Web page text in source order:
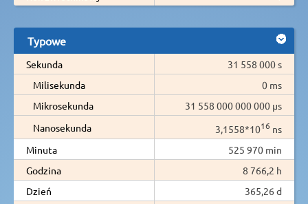
Typowe
Sekunda
31 558 000 s
Milisekunda
0 ms
Mikrosekunda
31 558 000 000 000 µs
Nanosekunda
3,1558*1016 ns
Minuta
525 970 min
Godzina
8 766,2 h
Dzień
365,26 d